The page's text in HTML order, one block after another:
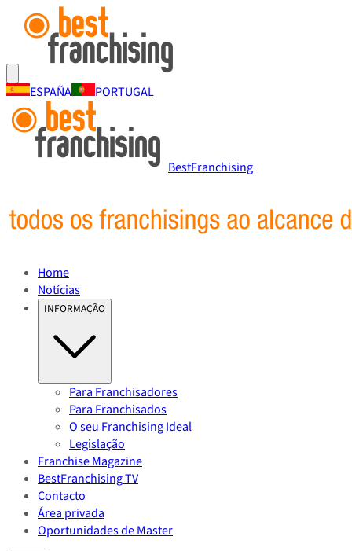
ESPAÑA PORTUGAL
BestFranchising
Home
Notícias
INFORMAÇÃO
Para Franchisadores
Para Franchisados
O seu Franchising Ideal
Legislação
Franchise Magazine
BestFranchising TV
Contacto
Área privada
Oportunidades de Master